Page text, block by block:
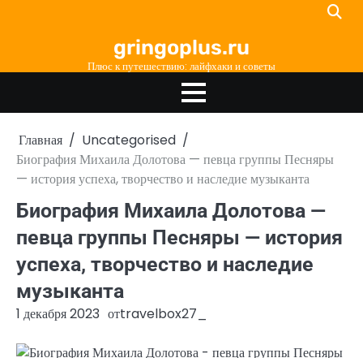
gringoplus.ru
Плюс к путешествию: лайфхаки и советы
Главная
Uncategorised
Биография Михаила Долотова — певца группы Песняры
— история успеха, творчество и наследие музыканта
Биография Михаила Долотова —
певца группы Песняры — история
успеха, творчество и наследие
музыканта
1 декабря 2023 отtravelbox27_